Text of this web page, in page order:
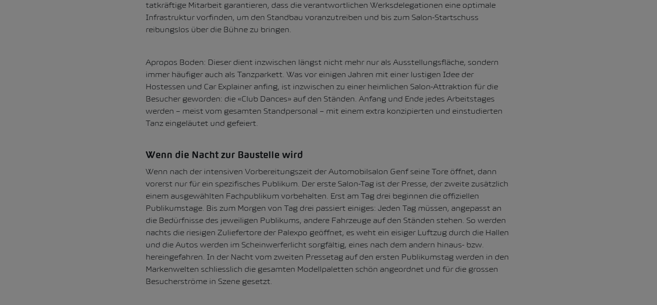
tatkräftige Mitarbeit garantieren, dass die verantwortlichen Werksdelegationen eine optimale
Infrastruktur vorfinden, um den Standbau voranzutreiben und bis zum Salon-Startschuss
reibungslos über die Bühne zu bringen.
Apropos Boden: Dieser dient inzwischen längst nicht mehr nur als Ausstellungsfläche, sondern
immer häufiger auch als Tanzparkett. Was vor einigen Jahren mit einer lustigen Idee der
Hostessen und Car Explainer anfing, ist inzwischen zu einer heimlichen Salon-Attraktion für die
Besucher geworden: die «Club Dances» auf den Ständen. Anfang und Ende jedes Arbeitstages
werden – meist vom gesamten Standpersonal – mit einem extra konzipierten und einstudierten
Tanz eingeläutet und gefeiert.
Wenn die Nacht zur Baustelle wird
Wenn nach der intensiven Vorbereitungszeit der Automobilsalon Genf seine Tore öffnet, dann
vorerst nur für ein spezifisches Publikum. Der erste Salon-Tag ist der Presse, der zweite zusätzlich
einem ausgewählten Fachpublikum vorbehalten. Erst am Tag drei beginnen die offiziellen
Publikumstage. Bis zum Morgen von Tag drei passiert einiges: Jeden Tag müssen, angepasst an
die Bedürfnisse des jeweiligen Publikums, andere Fahrzeuge auf den Ständen stehen. So werden
nachts die riesigen Zuliefertore der Palexpo geöffnet, es weht ein eisiger Luftzug durch die Hallen
und die Autos werden im Scheinwerferlicht sorgfältig, eines nach dem andern hinaus- bzw.
hereingefahren. In der Nacht vom zweiten Pressetag auf den ersten Publikumstag werden in den
Markenwelten schliesslich die gesamten Modellpaletten schön angeordnet und für die grossen
Besucherströme in Szene gesetzt.